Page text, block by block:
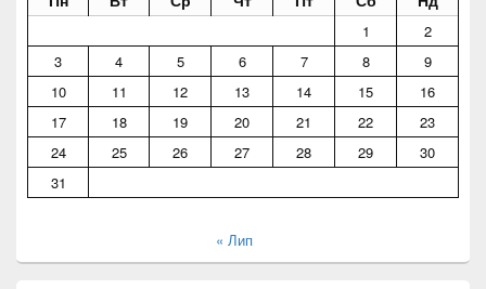
1
2
3
4 5 6 7 8
9
10
11 12 13 14 15
16
17
18 19 20 21 22
23
24
25 26 27 28 29
30
31
« Лип